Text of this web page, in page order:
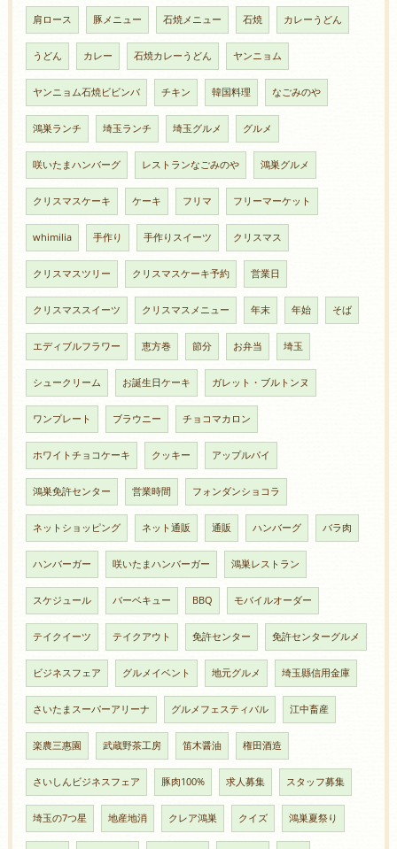
肩ロース 豚メニュー 石焼メニュー 石焼 カレーうどん
うどん カレー 石焼カレーうどん ヤンニョム
ヤンニョム石焼ビビンバ チキン 韓国料理 なごみのや
鴻巣ランチ 埼玉ランチ 埼玉グルメ グルメ
咲いたまハンバーグ レストランなごみのや 鴻巣グルメ
クリスマスケーキ ケーキ フリマ フリーマーケット
whimilia 手作り 手作りスイーツ クリスマス
クリスマスツリー クリスマスケーキ予約 営業日
クリスマススイーツ クリスマスメニュー 年末 年始 そば
エディブルフラワー 恵方巻 節分 お弁当 埼玉
シュークリーム お誕生日ケーキ ガレット・ブルトンヌ
ワンプレート ブラウニー チョコマカロン
ホワイトチョコケーキ クッキー アップルパイ
鴻巣免許センター 営業時間 フォンダンショコラ
ネットショッピング ネット通販 通販 ハンバーグ バラ肉
ハンバーガー 咲いたまハンバーガー 鴻巣レストラン
スケジュール バーベキュー BBQ モバイルオーダー
テイクイーツ テイクアウト 免許センター 免許センターグルメ
ビジネスフェア グルメイベント 地元グルメ 埼玉縣信用金庫
さいたまスーパーアリーナ グルメフェスティバル 江中畜産
楽農三惠園 武蔵野茶工房 笛木醤油 権田酒造
さいしんビジネスフェア 豚肉100% 求人募集 スタッフ募集
埼玉の7つ星 地産地消 クレア鴻巣 クイズ 鴻巣夏祭り